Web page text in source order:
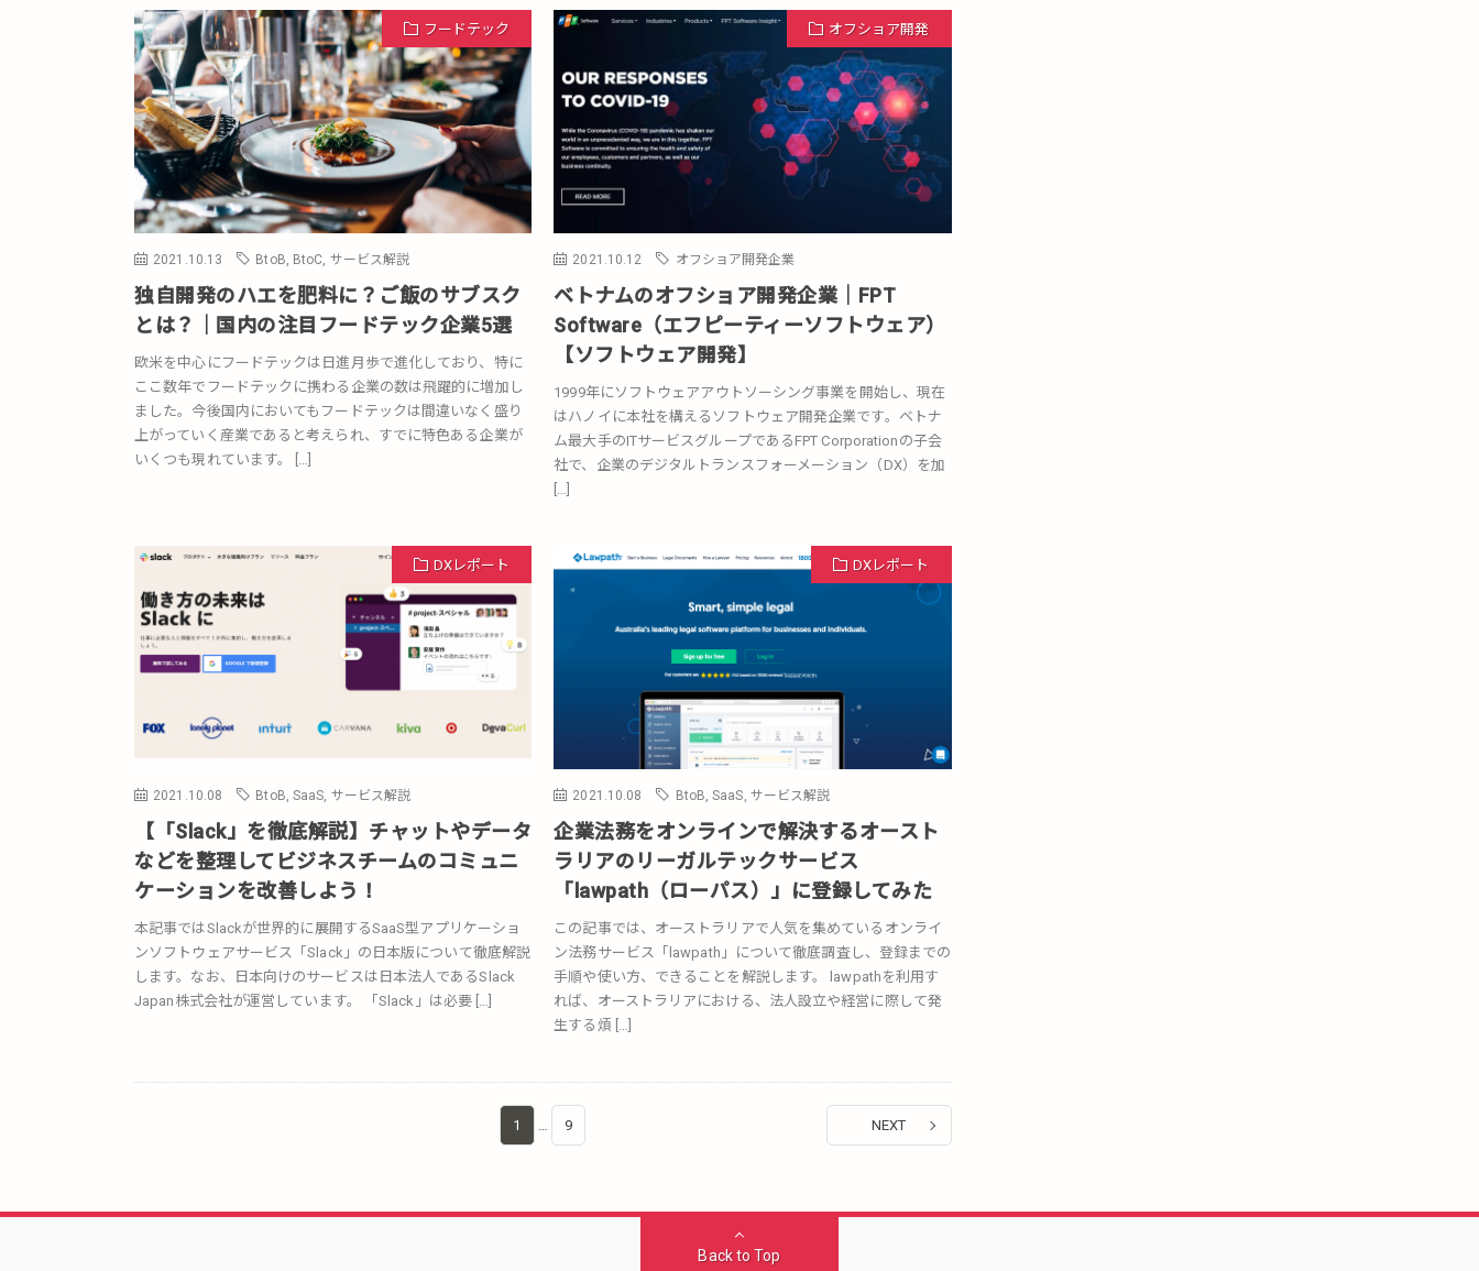
フードテック
2021.10.13 BtoB, BtoC, サービス解説
独自開発のハエを肥料に？ご飯のサブスク
とは？｜国内の注目フードテック企業5選
欧米を中心にフードテックは日進月歩で進化しており、特に
ここ数年でフードテックに携わる企業の数は飛躍的に増加し
ました。今後国内においてもフードテックは間違いなく盛り
上がっていく産業であると考えられ、すでに特色ある企業が
いくつも現れています。 […]
オフショア開発
2021.10.12 オフショア開発企業
ベトナムのオフショア開発企業｜FPT
Software（エフピーティーソフトウェア）
【ソフトウェア開発】
1999年にソフトウェアアウトソーシング事業を開始し、現在
はハノイに本社を構えるソフトウェア開発企業です。ベトナ
ム最大手のITサービスグループであるFPT Corporationの子会
社で、企業のデジタルトランスフォーメーション（DX）を加
[…]
DXレポート
2021.10.08 BtoB, SaaS, サービス解説
【「Slack」を徹底解説】チャットやデータ
などを整理してビジネスチームのコミュニ
ケーションを改善しよう！
本記事ではSlackが世界的に展開するSaaS型アプリケーショ
ンソフトウェアサービス「Slack」の日本版について徹底解説
します。なお、日本向けのサービスは日本法人であるSlack
Japan株式会社が運営しています。 「Slack」は必要 […]
DXレポート
2021.10.08 BtoB,SaaS, サービス解説
企業法務をオンラインで解決するオースト
ラリアのリーガルテックサービス
「lawpath（ローパス）」に登録してみた
この記事では、オーストラリアで人気を集めているオンライ
ン法務サービス「lawpath」について徹底調査し、登録までの
手順や使い方、できることを解説します。 lawpathを利用す
れば、オーストラリアにおける、法人設立や経営に際して発
生する煩 […]
1 … 9 NEXT
Back to Top